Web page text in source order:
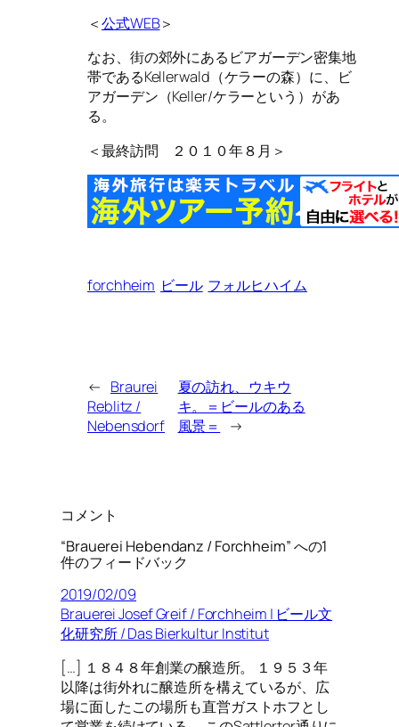
＜公式WEB＞
なお、街の郊外にあるビアガーデン密集地
帯であるKellerwald（ケラーの森）に、ビ
アガーデン（Keller/ケラーという）があ
る。
＜最終訪問 ２０１０年８月＞
forchheim ビール フォルヒハイム
← Braurei
Reblitz /
Nebensdorf
夏の訪れ、ウキウ
キ。＝ビールのある
風景＝
→
コメント
“Brauerei Hebendanz / Forchheim” への1
件のフィードバック
2019/02/09
Brauerei Josef Greif / Forchheim | ビール文
化研究所 / Das Bierkultur Institut
[…] １８４８年創業の醸造所。 １９５３年
以降は街外れに醸造所を構えているが、広
場に面したこの場所も直営ガストホフとし